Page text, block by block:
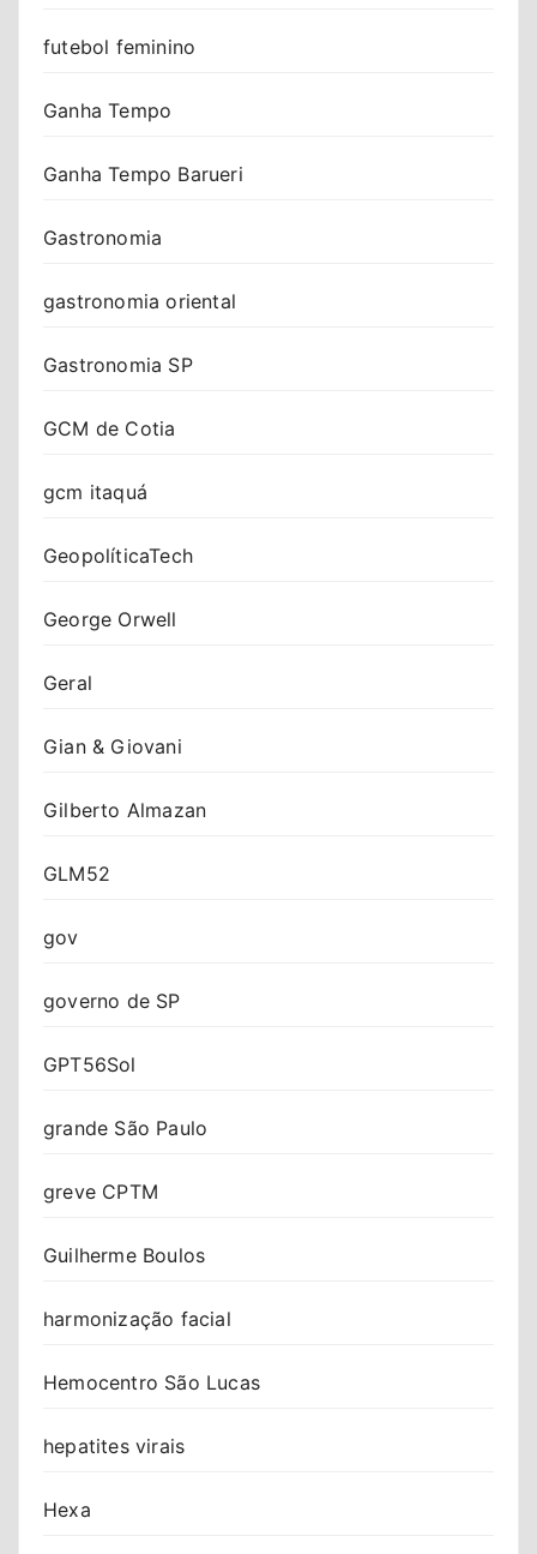
futebol feminino
Ganha Tempo
Ganha Tempo Barueri
Gastronomia
gastronomia oriental
Gastronomia SP
GCM de Cotia
gcm itaquá
GeopolíticaTech
George Orwell
Geral
Gian & Giovani
Gilberto Almazan
GLM52
gov
governo de SP
GPT56Sol
grande São Paulo
greve CPTM
Guilherme Boulos
harmonização facial
Hemocentro São Lucas
hepatites virais
Hexa